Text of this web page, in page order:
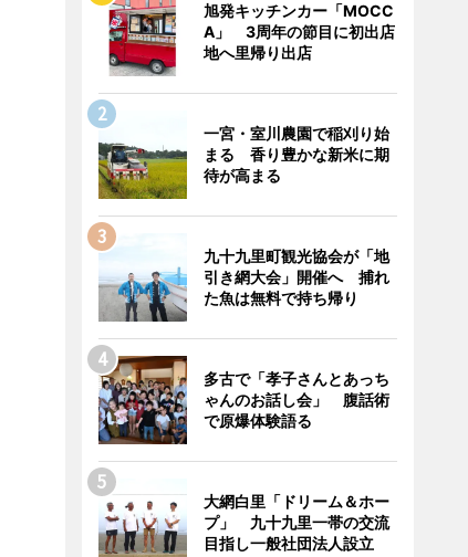
旭発キッチンカー「MOCC
A」 3周年の節目に初出店
地へ里帰り出店
一宮・室川農園で稲刈り始
まる 香り豊かな新米に期
待が高まる
九十九里町観光協会が「地
引き網大会」開催へ 捕れ
た魚は無料で持ち帰り
多古で「孝子さんとあっち
ゃんのお話し会」 腹話術
で原爆体験語る
大網白里「ドリーム＆ホー
プ」 九十九里一帯の交流
目指し一般社団法人設立